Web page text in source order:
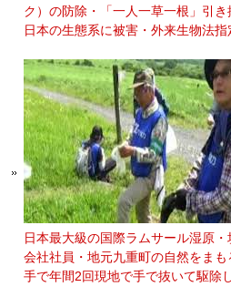
ク）の防除・「一人一草一根」引
日本の生態系に被害・外来生物法指
日本最大級の国際ラムサール湿原
会社社員・地元九重町の自然をま
手で年間2回現地で手で抜いて駆除